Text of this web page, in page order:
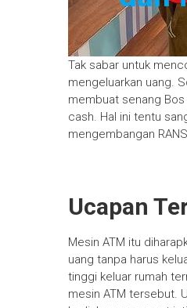
Tak sabar untuk
mengeluarkan uang.
membuat senang Bos
cash. Hal ini tentu
mengembangan
Ucapan
Mesin ATM itu
uang tanpa harus
tinggi keluar rumah
mesin ATM tersebut.